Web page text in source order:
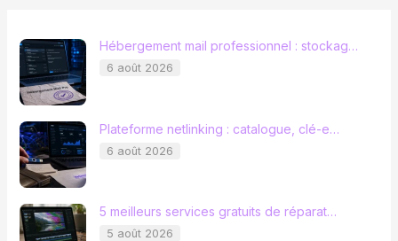
Hébergement mail professionnel : stockag…
6 août 2026
Plateforme netlinking : catalogue, clé-e…
6 août 2026
5 meilleurs services gratuits de réparat…
5 août 2026